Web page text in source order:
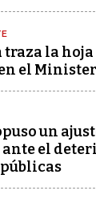
traza la
el
un
el